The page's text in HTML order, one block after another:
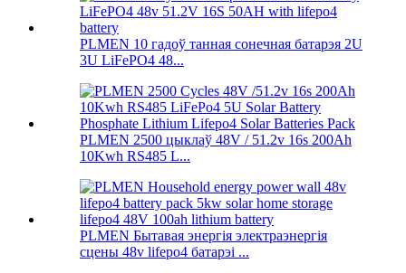
PLMEN 10 гадоў танная сонечная батарэя 2U
3U LiFePO4 48...
PLMEN 2500 цыклаў 48V / 51.2v 16s 200Ah
10Kwh RS485 L...
PLMEN Бытавая энергія электраэнергія
сцены 48v lifepo4 батарэі ...